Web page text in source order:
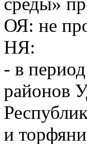
ОЯ: не
НЯ:
- в
районов
и